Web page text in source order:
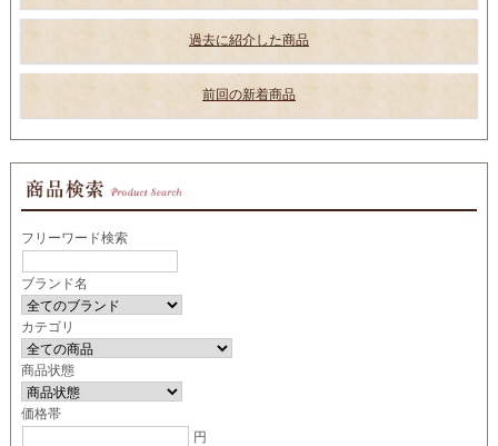
過去に紹介した商品
前回の新着商品
フリーワード検索
ブランド名
カテゴリ
商品状態
価格帯
円